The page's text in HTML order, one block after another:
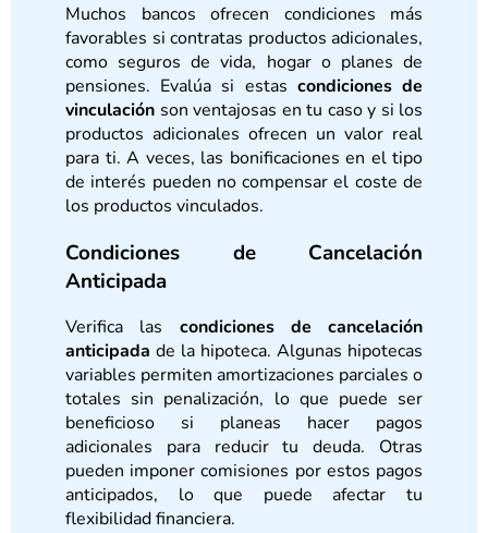
Muchos bancos ofrecen condiciones más
favorables si contratas productos adicionales,
como seguros de vida, hogar o planes de
pensiones. Evalúa si estas condiciones de
vinculación son ventajosas en tu caso y si los
productos adicionales ofrecen un valor real
para ti. A veces, las bonificaciones en el tipo
de interés pueden no compensar el coste de
los productos vinculados.
Condiciones de Cancelación
Anticipada
Verifica las condiciones de cancelación
anticipada de la hipoteca. Algunas hipotecas
variables permiten amortizaciones parciales o
totales sin penalización, lo que puede ser
beneficioso si planeas hacer pagos
adicionales para reducir tu deuda. Otras
pueden imponer comisiones por estos pagos
anticipados, lo que puede afectar tu
flexibilidad financiera.